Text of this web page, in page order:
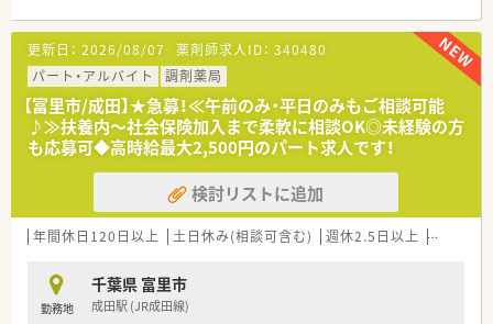
り、ドラッグストアに調剤薬局が併設された店舗です。
■様々な医療機関から1日あたり30枚ほどの処方箋を面応需し
ており、幅広い科目の知識を網ラして学ぶことができます。
■病院門前のように圧倒的な枚数に追われることがないため、患
者様一人ひとりとじっくり向き合える環境が整っています。
【法人特徴について】
■創業150年以上の歴史を誇る東証プライム上場企業であり、抜
群の知名度と極めて安定した経営基盤が大きな強みです。
■ひとつの店舗にヘルスケアや調剤などの機能を集約した独自
の店舗作りを展開し、地域医療の拠点化を目指しています。
■行政に対して薬局と店舗を別々の営業所として分離申請して
【求人情報について】
■正社員の募集を行っており、ライフスタイルに合わせて1日8
更新日： 2026/08/07 薬剤師求人ID： 340480
パート・アルバイト
調剤薬局
【富里市/成田】★急募！≪午前のみ・平日のみもご相談可能
♪≫扶養内～社会保険加入まで柔軟に相談OK◎未経験の方
も応募可◆高時給最大2,500円のパート求人です！
検討リストに追加
年間休日120日以上 土日休み(相談可含む) 週休2.5日以上 週32h以
勤務地
千葉県 富里市
成田駅 (JR成田線)